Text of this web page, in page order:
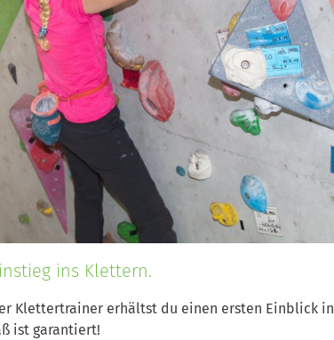
ins Klettern.
Klettertrainer erhältst du einen ersten Einblick in
ist garantiert!